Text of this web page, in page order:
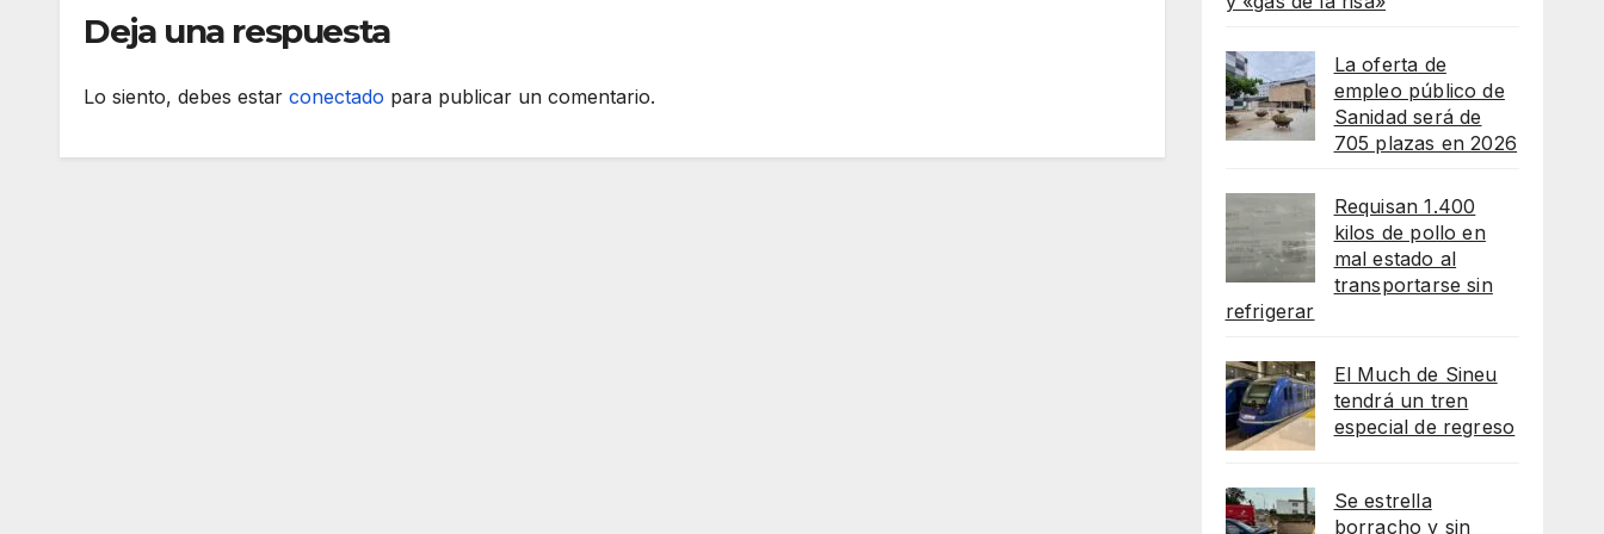
Deja una respuesta
Lo siento, debes estar conectado para publicar un comentario.
La oferta de
empleo público de
Sanidad será de
705 plazas en 2026
Requisan 1.400
kilos de pollo en
mal estado al
transportarse sin
refrigerar
El Much de Sineu
tendrá un tren
especial de regreso
Se estrella
borracho y sin